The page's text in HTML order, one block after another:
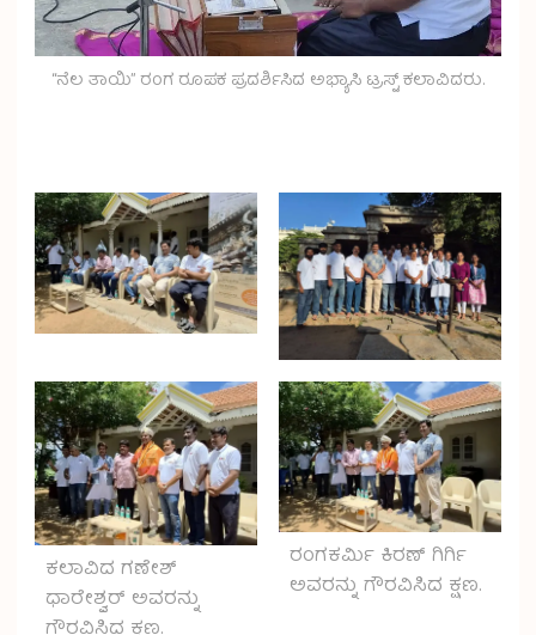
“ನೆಲ ತಾಯಿ” ರಂಗ ರೂಪಕ ಪ್ರದರ್ಶಿಸಿದ ಅಭ್ಯಾಸಿ ಟ್ರಸ್ಟ್ ಕಲಾವಿದರು.
ಕಲಾವಿದ ಗಣೇಶ್
ಧಾರೇಶ್ವರ್ ಅವರನ್ನು
ರಂಗಕರ್ಮಿ ಕಿರಣ್ ಗಿರ್ಗಿ
ಅವರನ್ನು ಗೌರವಿಸಿದ ಕ್ಷಣ.